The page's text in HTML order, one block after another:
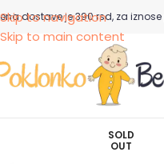
Skip to navigation
Skip to main content
dostave je 390 rsd, za iznose
SOLD
OUT